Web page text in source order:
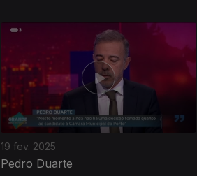
19 fev. 2025
Pedro Duarte